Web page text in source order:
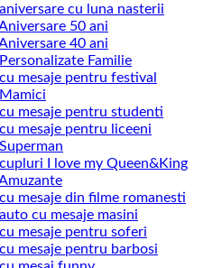
cu luna nasterii
50 ani
40 ani
Familie
mesaje pentru festival
mesaje pentru studenti
mesaje pentru liceeni
I love my Queen&King
mesaje din filme romanesti
cu mesaje masini
mesaje pentru soferi
mesaje pentru barbosi